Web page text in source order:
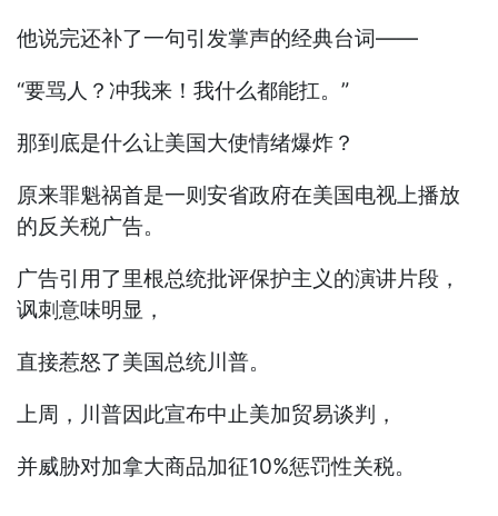
他说完还补了一句引发掌声的经典台词——
“要骂人？冲我来！我什么都能扛。”
那到底是什么让美国大使情绪爆炸？
原来罪魁祸首是一则安省政府在美国电视上播放
的反关税广告。
广告引用了里根总统批评保护主义的演讲片段，
讽刺意味明显，
直接惹怒了美国总统川普。
上周，川普因此宣布中止美加贸易谈判，
并威胁对加拿大商品加征10%惩罚性关税。